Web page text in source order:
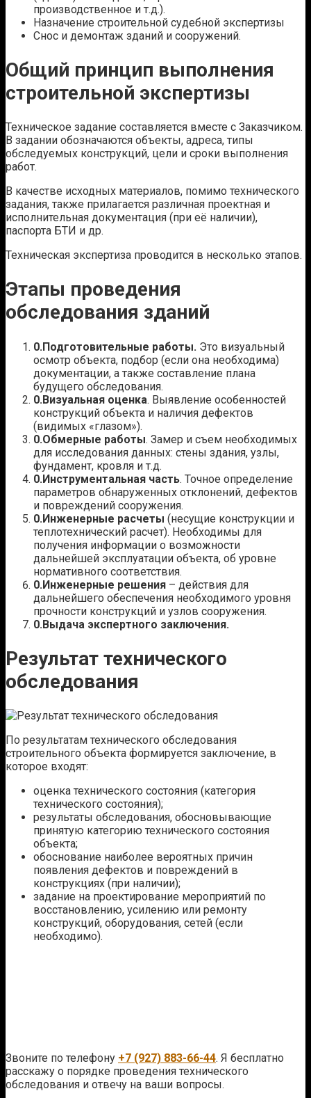
производственное и т.д.).
Назначение строительной судебной экспертизы
Снос и демонтаж зданий и сооружений.
Общий принцип выполнения
строительной экспертизы
Техническое задание составляется вместе с Заказчиком.
В задании обозначаются объекты, адреса, типы
обследуемых конструкций, цели и сроки выполнения
работ.
В качестве исходных материалов, помимо технического
задания, также прилагается различная проектная и
исполнительная документация (при её наличии),
паспорта БТИ и др.
Техническая экспертиза проводится в несколько этапов.
Этапы проведения
обследования зданий
Подготовительные работы. Это визуальный
осмотр объекта, подбор (если она необходима)
документации, а также составление плана
будущего обследования.
Визуальная оценка. Выявление особенностей
конструкций объекта и наличия дефектов
(видимых «глазом»).
Обмерные работы. Замер и съем необходимых
для исследования данных: стены здания, узлы,
фундамент, кровля и т.д.
Инструментальная часть. Точное определение
параметров обнаруженных отклонений, дефектов
и повреждений сооружения.
Инженерные расчеты (несущие конструкции и
теплотехнический расчет). Необходимы для
получения информации о возможности
дальнейшей эксплуатации объекта, об уровне
нормативного соответствия.
Инженерные решения – действия для
дальнейшего обеспечения необходимого уровня
прочности конструкций и узлов сооружения.
Выдача экспертного заключения.
Результат технического
обследования
По результатам технического обследования
строительного объекта формируется заключение, в
которое входят:
оценка технического состояния (категория
технического состояния);
результаты обследования, обосновывающие
принятую категорию технического состояния
объекта;
обоснование наиболее вероятных причин
появления дефектов и повреждений в
конструкциях (при наличии);
задание на проектирование мероприятий по
восстановлению, усилению или ремонту
конструкций, оборудования, сетей (если
необходимо).
Звоните по телефону +7 (927) 883-66-44. Я бесплатно
расскажу о порядке проведения технического
обследования и отвечу на ваши вопросы.